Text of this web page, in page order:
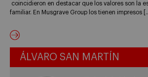
coincidieron en destacar que los valores son la
familiar. En Musgrave Group los tienen impresos
ÁLVARO SAN MARTÍN